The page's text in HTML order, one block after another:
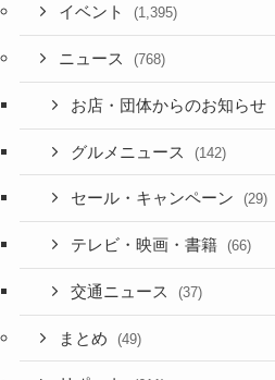
イベント (1,395)
ニュース (768)
お店・団体からのお知らせ
グルメニュース (142)
セール・キャンペーン (29)
テレビ・映画・書籍 (66)
交通ニュース (37)
まとめ (49)